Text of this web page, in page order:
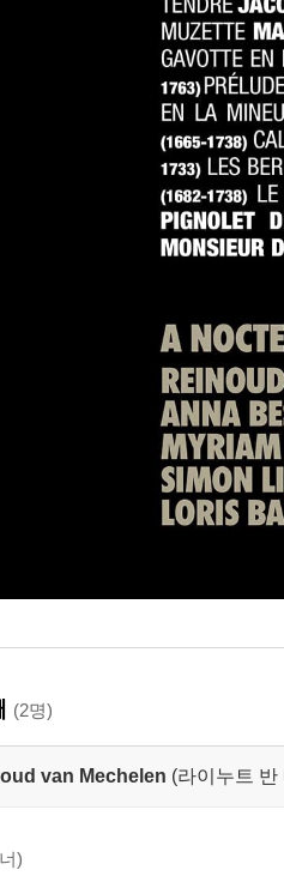
(2명)
van Mechelen (라이누트 반
)